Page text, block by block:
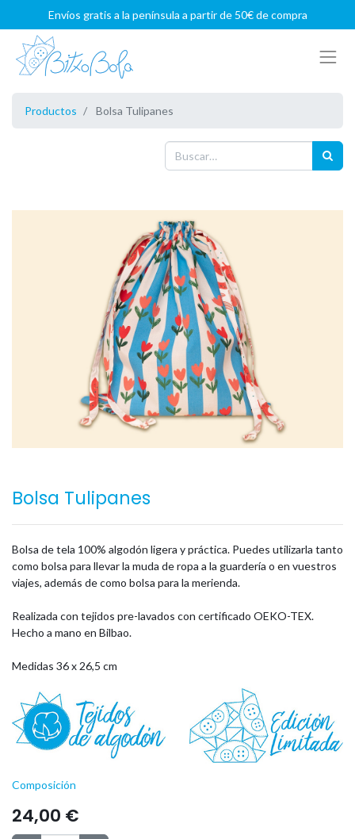
Envíos gratis a la península a partir de 50€ de compra
Productos Bolsa Tulipanes
Bolsa Tulipanes
Bolsa de tela 100% algodón ligera y práctica. Puedes utilizarla tanto
como bolsa para llevar la muda de ropa a la guardería o en vuestros
viajes, además de como bolsa para la merienda.
Realizada con tejidos pre-lavados con certificado OEKO-TEX.
Hecho a mano en Bilbao.
Medidas 36 x 26,5 cm
Composición
24,00 €